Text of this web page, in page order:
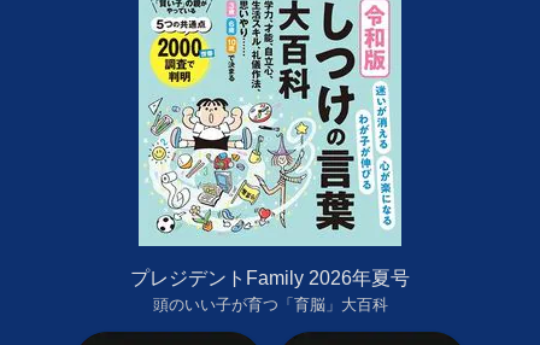
プレジデントFamily 2026年夏号
頭のいい子が育つ「育脳」大百科